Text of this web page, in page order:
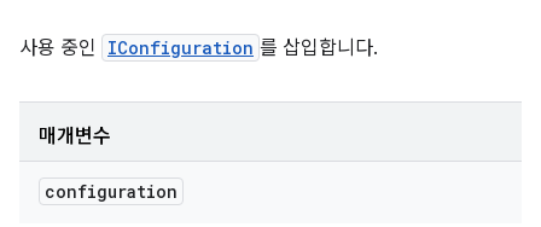
사용 중인 IConfiguration 를 삽입합니다.
매개변수
configuration